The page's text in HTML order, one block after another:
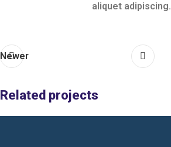
aliquet adipiscing.
Newer
Related projects